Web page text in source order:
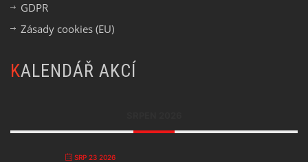
GDPR
Zásady cookies (EU)
KALENDÁŘ AKCÍ
SRP 23 2026